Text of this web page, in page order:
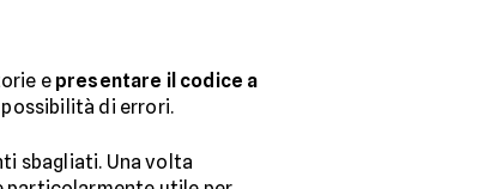
e presentare il codice a
di errori.
sbagliati. Una volta